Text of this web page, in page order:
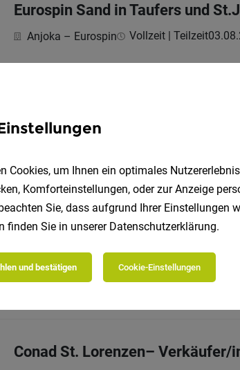
Eurospin Sand in Taufers und
Anjoka – Eurospin Vollzeit | Teilzeit
Verkäufer - Laden (m/w/d)
Aufgaben:
Sportservice Erwin Stricker Vollzeit
Conad St. Lorenzen–
Cookies, um Ihnen ein optimales
Komforteinstellungen, oder zur Anzeige
Sie, dass aufgrund Ihrer
finden Sie in unserer Datenschutzerklärung.
und bestätigen Cookie-Einstellungen